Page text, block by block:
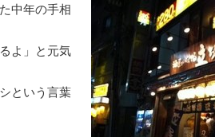
中年の手相
よ」と元気
という言葉